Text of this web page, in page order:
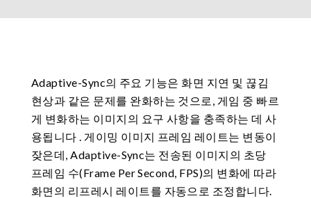
Adaptive-Sync의 주요 기능은 화면 지연 및 끊김
현상과 같은 문제를 완화하는 것으로, 게임 중 빠르
게 변화하는 이미지의 요구 사항을 충족하는 데 사
용됩니다 . 게이밍 이미지 프레임 레이트는 변동이
잦은데, Adaptive-Sync는 전송된 이미지의 초당
프레임 수(Frame Per Second, FPS)의 변화에 따라
화면의 리프레시 레이트를 자동으로 조정합니다.